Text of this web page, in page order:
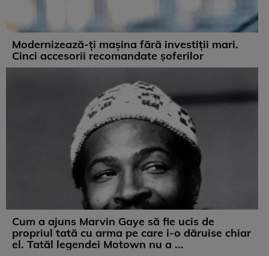
Modernizează-ți mașina fără investiții mari.
Cinci accesorii recomandate șoferilor
Cum a ajuns Marvin Gaye să fie ucis de
propriul tată cu arma pe care i-o dăruise chiar
el. Tatăl legendei Motown nu a ...